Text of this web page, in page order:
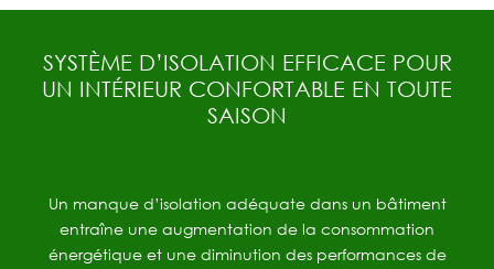
SYSTÈME D’ISOLATION EFFICACE POUR
UN INTÉRIEUR CONFORTABLE EN TOUTE
SAISON
Un manque d’isolation adéquate dans un bâtiment
entraîne une augmentation de la consommation
énergétique et une diminution des performances de